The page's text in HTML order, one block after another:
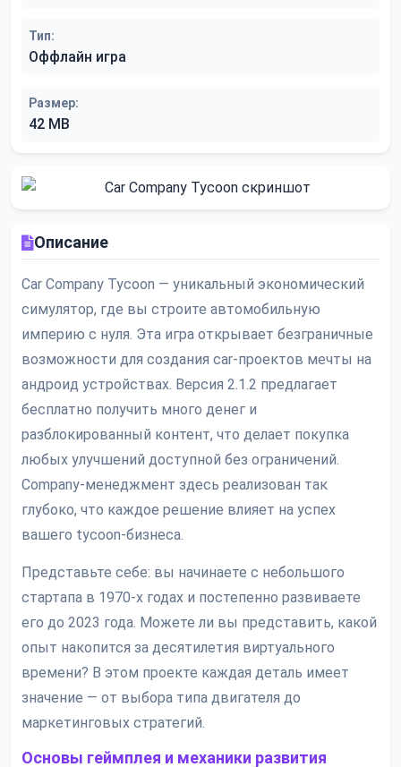
Тип:
Оффлайн игра
Размер:
42 MB
Описание
Car Company Tycoon — уникальный экономический
симулятор, где вы строите автомобильную
империю с нуля. Эта игра открывает безграничные
возможности для создания car-проектов мечты на
андроид устройствах. Версия 2.1.2 предлагает
бесплатно получить много денег и
разблокированный контент, что делает покупка
любых улучшений доступной без ограничений.
Company-менеджмент здесь реализован так
глубоко, что каждое решение влияет на успех
вашего tycoon-бизнеса.
Представьте себе: вы начинаете с небольшого
стартапа в 1970-х годах и постепенно развиваете
его до 2023 года. Можете ли вы представить, какой
опыт накопится за десятилетия виртуального
времени? В этом проекте каждая деталь имеет
значение — от выбора типа двигателя до
маркетинговых стратегий.
Основы геймплея и механики развития